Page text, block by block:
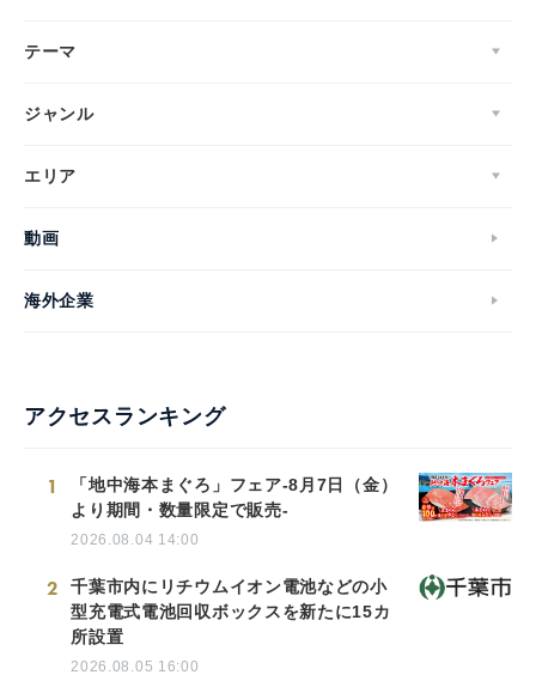
テーマ
ジャンル
エリア
動画
海外企業
アクセスランキング
1
「地中海本まぐろ」フェア-8月7日（金）
より期間・数量限定で販売-
2026.08.04 14:00
2
千葉市内にリチウムイオン電池などの小
型充電式電池回収ボックスを新たに15カ
所設置
2026.08.05 16:00